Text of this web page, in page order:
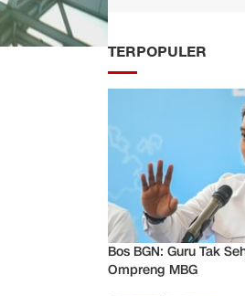
TERPOPULER
Bos BGN: Guru Tak
Ompreng MBG